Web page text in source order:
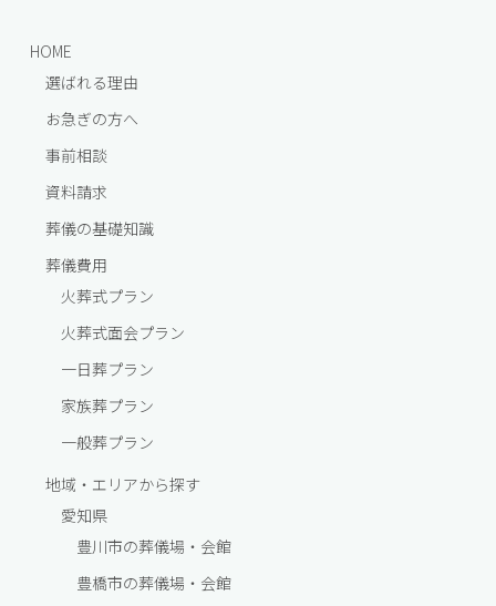
HOME
選ばれる理由
お急ぎの方へ
事前相談
資料請求
葬儀の基礎知識
葬儀費⽤
火葬式プラン
火葬式面会プラン
一⽇葬プラン
家族葬プラン
一般葬プラン
地域・エリアから探す
愛知県
豊川市の葬儀場・会館
豊橋市の葬儀場・会館